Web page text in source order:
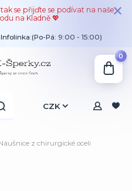
se přijďte se podívat na naše
na Kladně 💖
CZK
Infolinka:(Po-Pá: 9:00 - 15:00)
0
z chirurgické oceli